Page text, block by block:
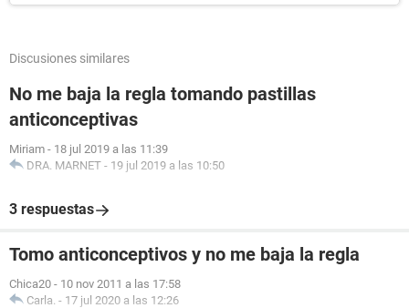
Discusiones similares
No me baja la regla tomando pastillas
anticonceptivas
Miriam - 18 jul 2019 a las 11:39
DRA. MARNET - 19 jul 2019 a las 10:50
3 respuestas
Tomo anticonceptivos y no me baja la regla
Chica20 - 10 nov 2011 a las 17:58
Carla. - 17 jul 2020 a las 12:26